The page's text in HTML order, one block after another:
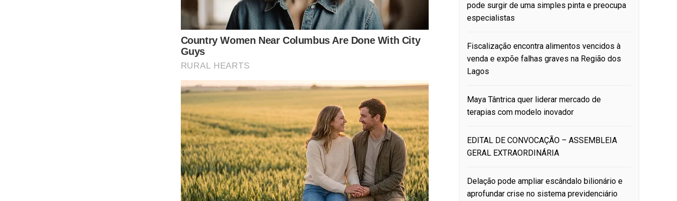
pode surgir de uma simples pinta e preocupa
especialistas
Fiscalização encontra alimentos vencidos à
venda e expõe falhas graves na Região dos
Lagos
Maya Tântrica quer liderar mercado de
terapias com modelo inovador
EDITAL DE CONVOCAÇÃO – ASSEMBLEIA
GERAL EXTRAORDINÁRIA
Delação pode ampliar escândalo bilionário e
aprofundar crise no sistema previdenciário